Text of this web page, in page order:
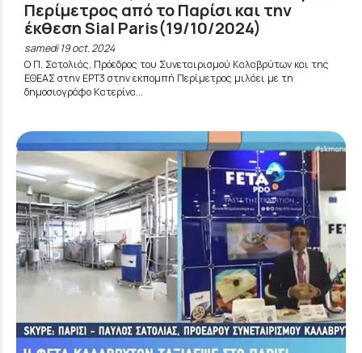
Περίμετρος από το Παρίσι και την
έκθεση Sial Paris(19/10/2024)
samedi 19 oct. 2024
Ο Π. Σατολιάς, Πρόεδρος του Συνεταιρισμού Καλαβρύτων και της
ΕΘΕΑΣ στην ΕΡΤ3 στην εκπομπή Περίμετρος μιλάει με τη
δημοσιογράφο Κατερίνα...